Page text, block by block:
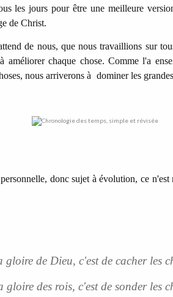
les jours pour être une meilleure
de Christ.
de nous, que nous travaillions sur
améliorer chaque chose. Comme l'a
nous arriverons à dominer les
donc sujet à évolution, ce
gloire de Dieu, c'est de cacher les
gloire des rois, c'est de sonder les